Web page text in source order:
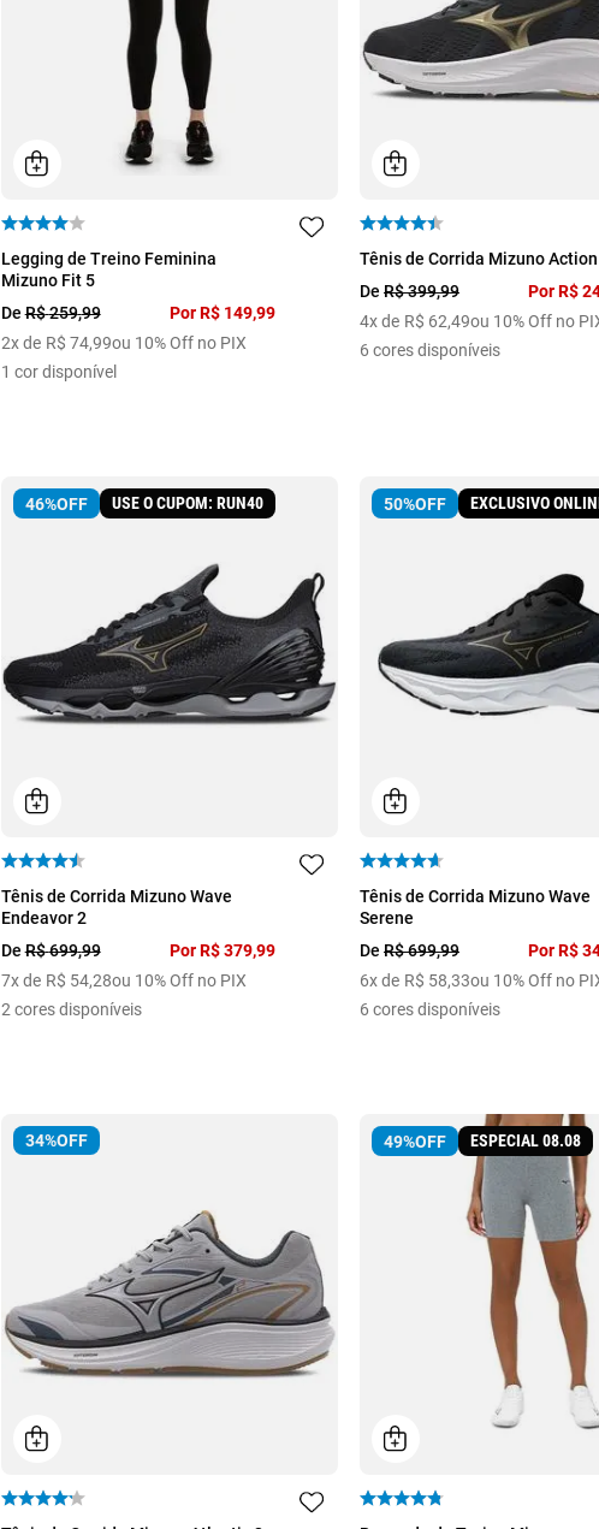
P
Legging de Treino Feminina
Mizuno Fit 5
DeR$259,99 PorR$ 149,99
2x de R$ 74,99ou 10% Off no PIX
1 cor disponível
41
Tênis de Corrida Mizuno
De R$399,99 PorR$
4x de R$ 62,49ou 10% Off no
6 cores disponíveis
46%OFF USE O CUPOM: RUN40
41
Tênis de Corrida Mizuno Wave
Endeavor 2
DeR$699,99 PorR$ 379,99
7x de R$ 54,28ou 10% Off no PIX
2 cores disponíveis
50%OFF EXCLUSIVO
38
Tênis de Corrida Mizuno Wave
Serene
De R$699,99 PorR$
6x de R$ 58,33ou 10% Off no
6 cores disponíveis
34%OFF
40
49%OFF ESPECIAL 08.08
P